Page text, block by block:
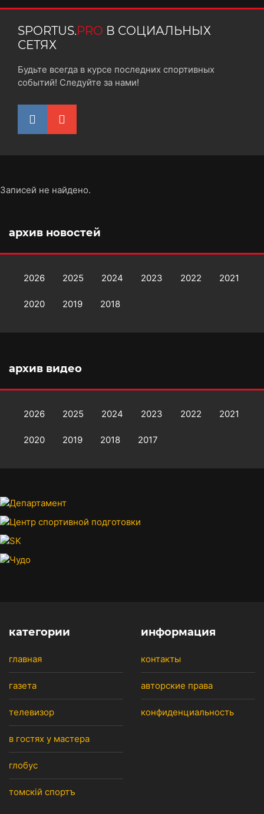
SPORTUS.PRO В СОЦИАЛЬНЫХ
СЕТЯХ
Будьте всегда в курсе последних спортивных
событий! Следуйте за нами!
Записей не найдено.
архив новостей
2026 2025 2024 2023 2022 2021
2020 2019 2018
архив видео
2026 2025 2024 2023 2022 2021
2020 2019 2018 2017
категории
главная
газета
телевизор
в гостях у мастера
глобус
томскiй спортъ
информация
контакты
авторские права
конфиденциальность